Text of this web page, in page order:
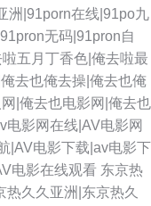
洲|91porn在线|91po九
无码|91pron自
五月丁香色|俺去啦最
去也俺去操|俺去也俺
|俺去也电影网|俺去也
电影网在线|AV电影网
|AV电影下载|av电影下
电影在线观看 东京热
久久亚洲|东京热久